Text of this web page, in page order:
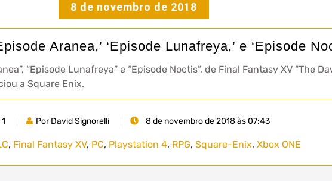
8 de novembro de 2018
Aranea,’ ‘Episode Lunafreya,’ e ‘Episode
“Episode Lunafreya” e “Episode Noctis”, de Final Fantasy XV “The
a Square Enix.
1 Por David Signorelli 8 de novembro de 2018 às 07:43
, Final Fantasy XV, PC, Playstation 4, RPG, Square-Enix, Xbox ONE